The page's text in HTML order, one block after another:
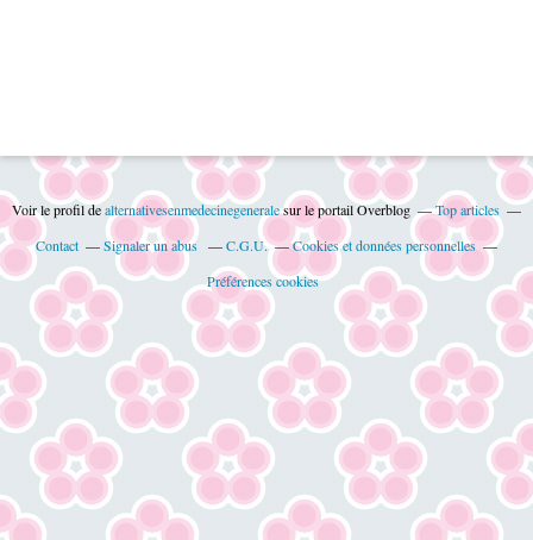
Voir le profil dealternativesenmedecinegeneralesur le portail Overblog
Top articles
Contact
Signaler un abus C.G.U.
Cookies et données personnelles
Préférences cookies